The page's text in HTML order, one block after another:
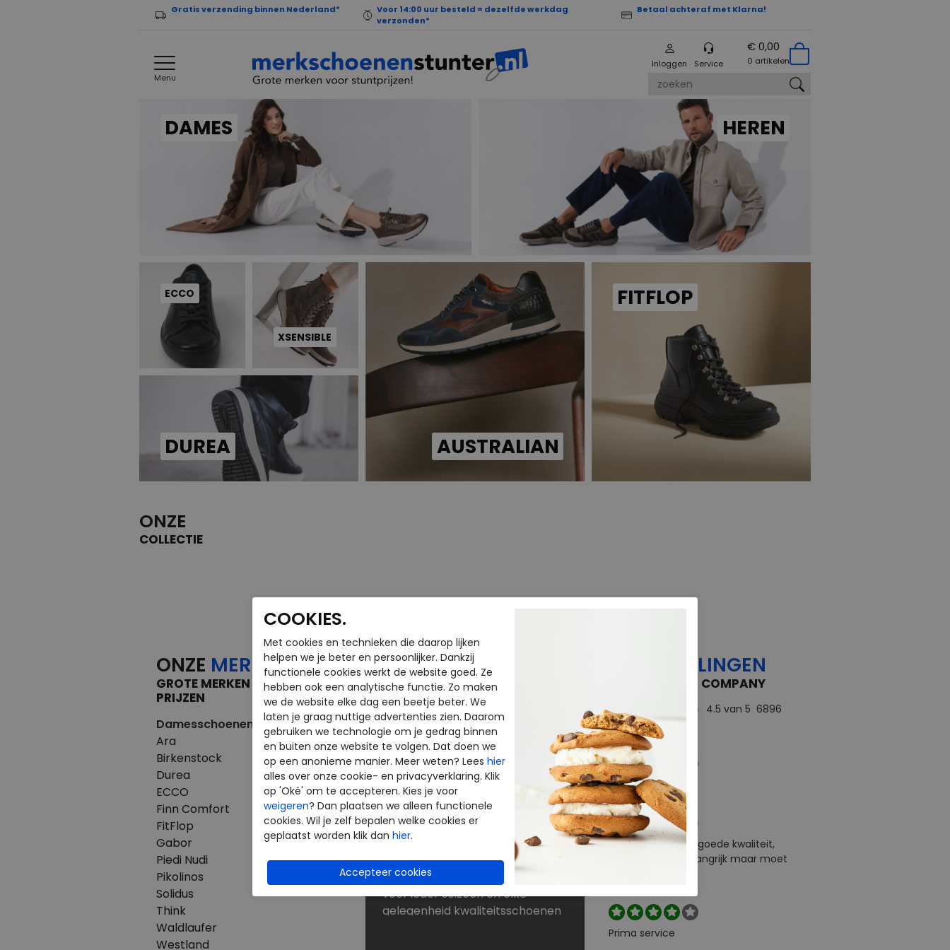
Gratis verzending binnen Nederland*
Voor 14:00 uur besteld = dezelfde werkdag
verzonden*
Betaal achteraf met Klarna!
Menu
Inloggen Service
€ 0,00
0 artikelen
DAMES HEREN
ECCO
XSENSIBLE
DUREA AUSTRALIAN
FITFLOP
ONZE
COLLECTIE
ONZE MERKEN
GROTE MERKEN VOOR KLEINE
PRIJZEN
Damesschoenen
Ara
Birkenstock
Durea
ECCO
Finn Comfort
FitFlop
Gabor
Piedi Nudi
Pikolinos
Solidus
Think
Waldlaufer
Westland
Herenschoenen
Australian
Birkenstock
Clarks
ECCO
Finn Comfort
Mephisto
Pikolinos
Westland
NU KORTINGEN TOT 60%
Dé schoenen outlet met grote
merken
Bij Merkschoenenstunter vindt u
outlet schoenen van de beste
merken. De new arrivals van uw
favoriete merk verrassen elke
keer weer. Op zoek naar
schoenen voor lange
strandwandelingen? Naar
laarzen voor de winter? Of kunt u
nog wel een paar slippers of
sandalen gebruiken? U shopt
voor ieder seizoen en elke
gelegenheid kwaliteitsschoenen
BEOORDELINGEN
THE FEEDBACK COMPANY
4.5 van 5 6896
beoordelingen
Perfect
Snelle levering en goede kwaliteit,
retourneren is belangrijk maar moet
Prima service
COOKIES.
Met cookies en technieken die daarop lijken
helpen we je beter en persoonlijker. Dankzij
functionele cookies werkt de website goed. Ze
hebben ook een analytische functie. Zo maken
we de website elke dag een beetje beter. We
laten je graag nuttige advertenties zien. Daarom
gebruiken we technologie om je gedrag binnen
en buiten onze website te volgen. Dat doen we
op een anonieme manier. Meer weten? Lees hier
alles over onze cookie- en privacyverklaring. Klik
op 'Oké' om te accepteren. Kies je voor
weigeren? Dan plaatsen we alleen functionele
cookies. Wil je zelf bepalen welke cookies er
geplaatst worden klik dan hier.